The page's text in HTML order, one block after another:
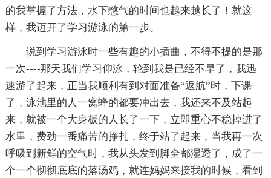
的我掌握了方法，水下憋气的时间也越来越长了！就这
样，我迈开了学习游泳的第一步。
说到学习游泳时一些有趣的小插曲，不得不提的是那
一次----那天我们学习仰泳，轮到我是已经不早了，我迅
速游了起来，正当我顺利有到对面准备“返航”时，下课
了，泳池里的人一窝蜂的都要冲出去，我还来不及站起
来，就被一个大身板的人长了一下，立即重心不稳掉进了
水里，费劲一番痛苦的挣扎，终于站了起来，当我再一次
呼吸到新鲜的空气时，我从头发到脚全都湿透了，成了一
个一个彻彻底底的落汤鸡，就连妈妈来接我的时候，看到